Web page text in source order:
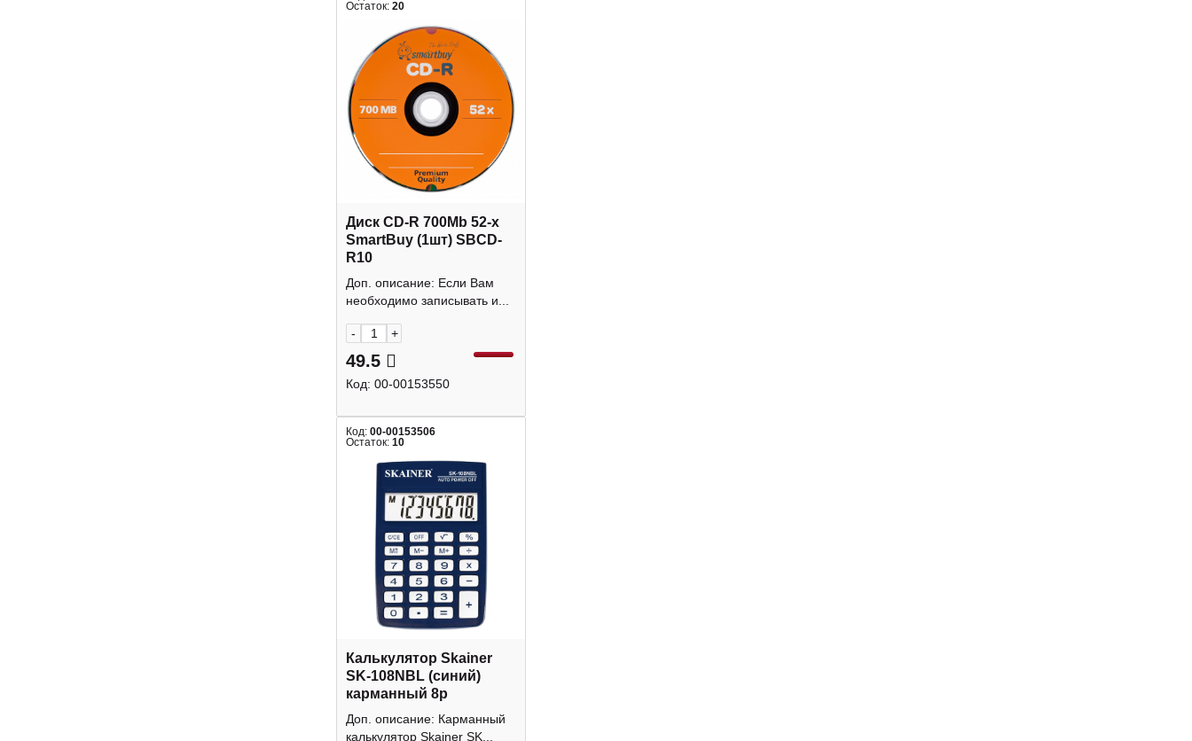
Остаток: 20
Диск CD-R 700Mb 52-х
SmartBuy (1шт) SBCD-
R10
Доп. описание: Если Вам
необходимо записывать и...
- +
49.5
Код: 00-00153550
Код: 00-00153506
Остаток: 10
Калькулятор Skainer
SK-108NBL (синий)
карманный 8р
Доп. описание: Карманный
калькулятор Skainer SK...